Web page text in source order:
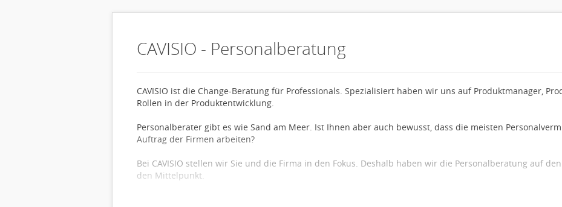
CAVISIO - Personalberatung
CAVISIO ist die Change-Beratung für Professionals. Spezialisiert haben wir uns auf Produktmanager,
Rollen in der Produktentwicklung.
Personalberater gibt es wie Sand am Meer. Ist Ihnen aber auch bewusst, dass die meisten
Auftrag der Firmen arbeiten?
Bei CAVISIO stellen wir Sie und die Firma in den Fokus. Deshalb haben wir die Personalberatung auf
den Mittelpunkt.